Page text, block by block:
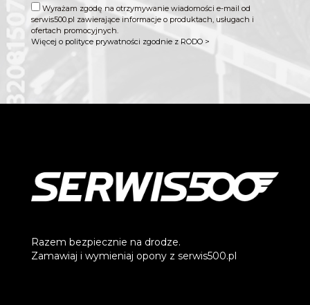
Wyrażam zgodę na otrzymywanie wiadomości e-mail od
serwis500.pl zawierające informacje o produktach, usługach i
ofertach promocyjnych.
Więcej o polityce prywatności zgodnie z RODO >
Razem bezpiecznie na drodze.
Zamawiaj i wymieniaj opony z serwis500.pl